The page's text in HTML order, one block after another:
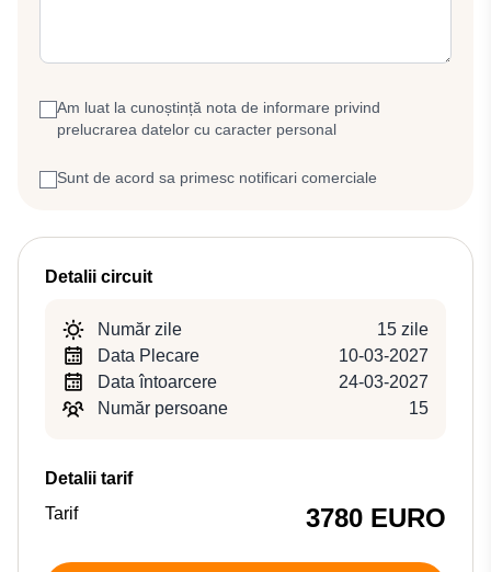
Am luat la cunoștință nota de informare privind
prelucrarea datelor cu caracter personal
Sunt de acord sa primesc notificari comerciale
Detalii circuit
Număr zile
15 zile
Data Plecare
10-03-2027
Data întoarcere
24-03-2027
Număr persoane
15
Detalii tarif
Tarif
3780 EURO